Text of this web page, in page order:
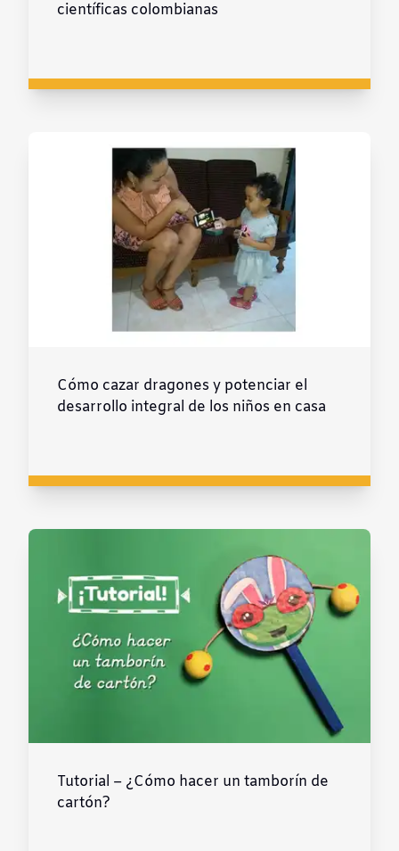
científicas colombianas
Cómo cazar dragones y potenciar el
desarrollo integral de los niños en casa
Tutorial – ¿Cómo hacer un tamborín de
cartón?